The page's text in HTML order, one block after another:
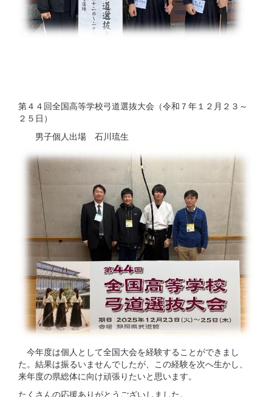
第４４回全国高等学校弓道選抜大会（令和７年１２月２３～
２５日）
男子個人出場 石川琉生
今年度は個人として全国大会を経験することができまし
た。結果は振るいませんでしたが、この経験を次へ生かし、
来年度の県総体に向け頑張りたいと思います。
たくさんの応援ありがとうございしました。